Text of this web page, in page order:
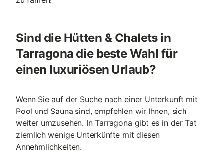
Sind die Hütten & Chalets in
Tarragona die beste Wahl für
einen luxuriösen Urlaub?
Wenn Sie auf der Suche nach einer Unterkunft mit
Pool und Sauna sind, empfehlen wir Ihnen, sich
weiter umzusehen. In Tarragona gibt es in der Tat
ziemlich wenige Unterkünfte mit diesen
Annehmlichkeiten.